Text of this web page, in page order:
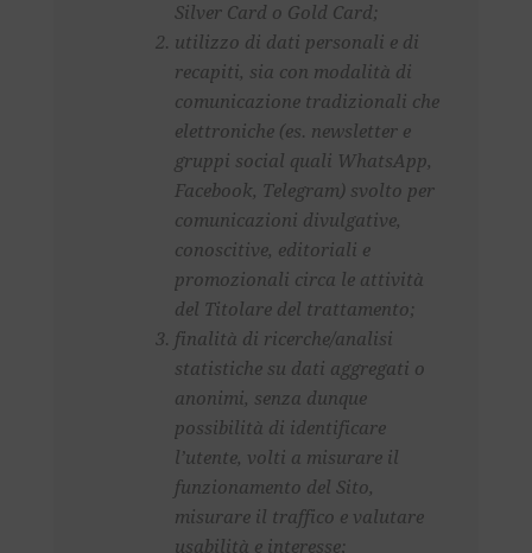
Silver Card o Gold Card;
utilizzo di dati personali e di
recapiti, sia con modalità di
comunicazione tradizionali che
elettroniche (es. newslettere
gruppi social quali WhatsApp,
Facebook, Telegram) svolto per
comunicazioni divulgative,
conoscitive, editoriali e
promozionali circa le attività
del Titolare del trattamento;
finalità di ricerche/analisi
statistiche su dati aggregati o
anonimi, senza dunque
possibilità di identificare
l’utente, volti a misurare il
funzionamento del Sito,
misurare il traffico e valutare
usabilità e interesse;